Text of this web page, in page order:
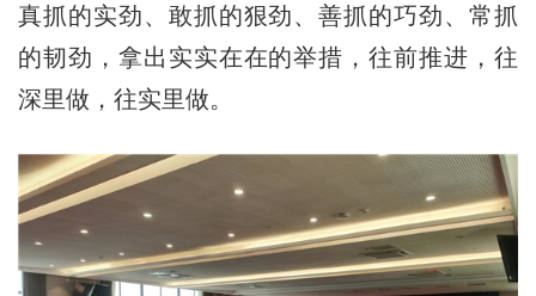
真抓的实劲、敢抓的狠劲、善抓的巧劲、常抓
的韧劲，拿出实实在在的举措，往前推进，往
深里做，往实里做。